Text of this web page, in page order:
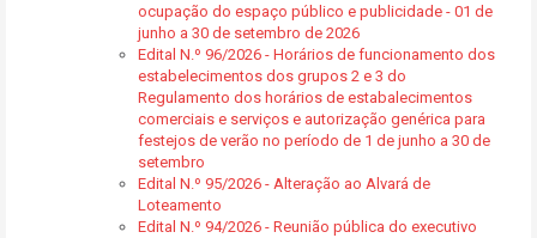
ocupação do espaço público e publicidade - 01 de
junho a 30 de setembro de 2026
Edital N.º 96/2026 - Horários de funcionamento dos
estabelecimentos dos grupos 2 e 3 do
Regulamento dos horários de estabalecimentos
comerciais e serviços e autorização genérica para
festejos de verão no período de 1 de junho a 30 de
setembro
Edital N.º 95/2026 - Alteração ao Alvará de
Loteamento
Edital N.º 94/2026 - Reunião pública do executivo